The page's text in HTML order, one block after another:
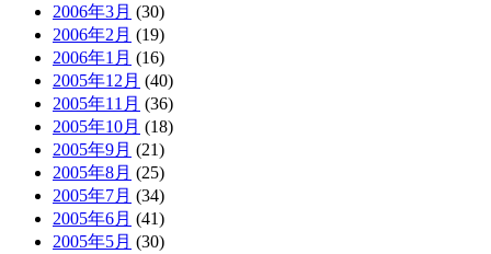
2006年3月 (30)
2006年2月 (19)
2006年1月 (16)
2005年12月 (40)
2005年11月 (36)
2005年10月 (18)
2005年9月 (21)
2005年8月 (25)
2005年7月 (34)
2005年6月 (41)
2005年5月 (30)